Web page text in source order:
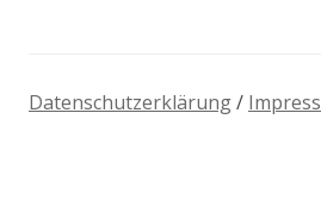
Datenschutzerklärung/